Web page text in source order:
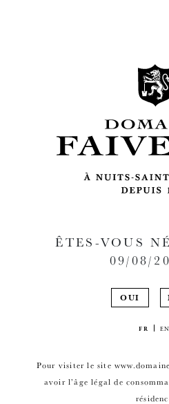
ÊTES-VOUS
09/08/
OUI
FR EN
Pour visiter le site
avoir l’âge légal de